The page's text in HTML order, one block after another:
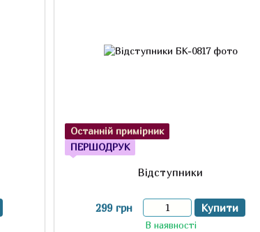
Останній примірник
ПЕРШОДРУК
Відступники
299 грн Купити
В наявності